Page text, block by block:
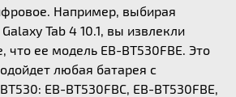
Например, выбирая
Tab 4 10.1, вы извлекли
что ее модель EB-BT530FBE. Это
любая батарея с
EB-BT530FBC, EB-BT530FBE,